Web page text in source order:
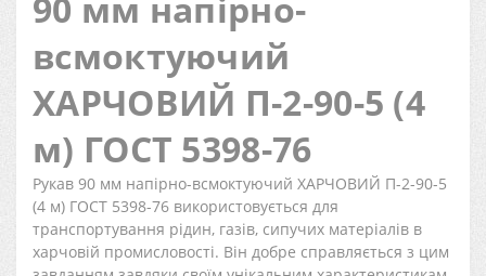
всмоктуючий
ХАРЧОВИЙ П-2-90-5 (4
м) ГОСТ 5398-76
Рукав 90 мм напірно-всмоктуючий ХАРЧОВИЙ П-2-90-5
(4 м) ГОСТ 5398-76 використовується для
транспортування рідин, газів, сипучих матеріалів в
харчовій промисловості. Він добре справляється з цим